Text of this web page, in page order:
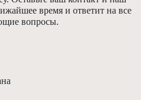
время и ответит на все
вопросы.